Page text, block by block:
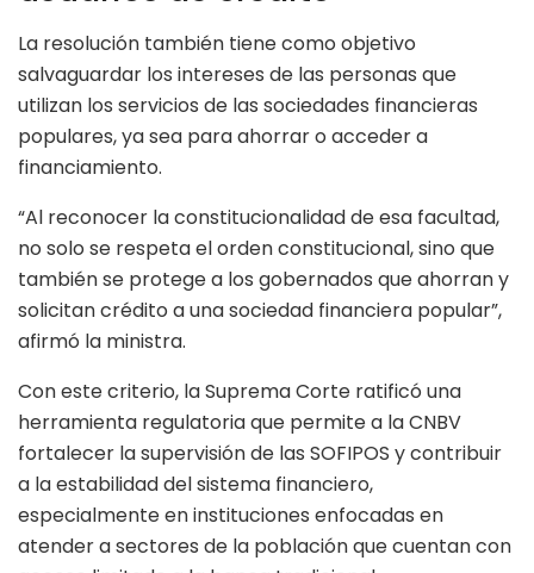
La resolución también tiene como objetivo
salvaguardar los intereses de las personas que
utilizan los servicios de las sociedades financieras
populares, ya sea para ahorrar o acceder a
financiamiento.
“Al reconocer la constitucionalidad de esa facultad,
no solo se respeta el orden constitucional, sino que
también se protege a los gobernados que ahorran y
solicitan crédito a una sociedad financiera popular”,
afirmó la ministra.
Con este criterio, la Suprema Corte ratificó una
herramienta regulatoria que permite a la CNBV
fortalecer la supervisión de las SOFIPOS y contribuir
a la estabilidad del sistema financiero,
especialmente en instituciones enfocadas en
atender a sectores de la población que cuentan con